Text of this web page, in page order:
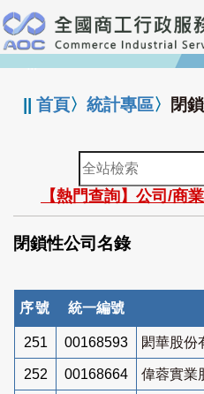
跳
到
主
要
:::
||首頁〉統計專區〉 閉
全
站
檢
索
【熱門查詢】公司/商
閉鎖性公司名錄
序號 統一編號
251 00168593 閎華股份
252 00168664 偉蓉實業